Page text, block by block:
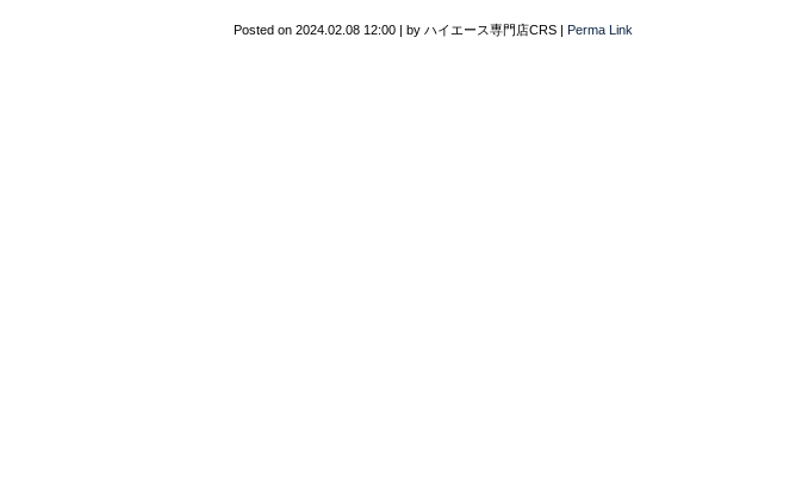
Posted on 2024.02.08 12:00 | by ハイエース専門店CRS | Perma Link